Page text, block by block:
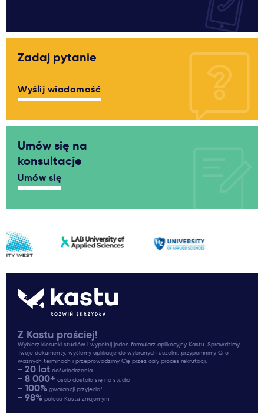
Zadaj pytanie
Wyślij wiadomość
Umów się na
konsultacje
Umów się
Z Kastu prościej!
Wybierz kierunki studiów i wypełnij jeden formularz aplikacyjny Kastu. Sprawdzimy
Twoje dokumenty, wyślemy aplikacje do wybranych uczelni, przypomnimy Ci o
ważnych terminach i przeprowadzimy Cię przez cały proces rekrutacji.
- 20 lat doświadczenia
- 8 000+ osób dostało się na studia
- 100% gwarancji przyjęcia*
- 98% poleca Kastu znajomym